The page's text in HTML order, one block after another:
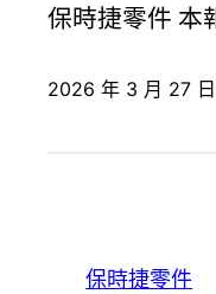
保時捷零件 本
2026 年 3 月 27 日
保時捷零件